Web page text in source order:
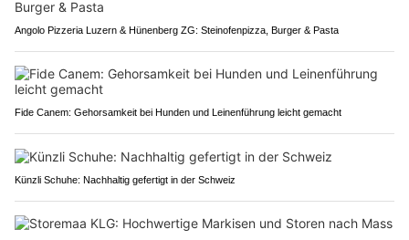
Angolo Pizzeria Luzern & Hünenberg ZG: Steinofenpizza, Burger & Pasta
Fide Canem: Gehorsamkeit bei Hunden und Leinenführung leicht gemacht
Künzli Schuhe: Nachhaltig gefertigt in der Schweiz